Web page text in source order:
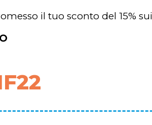
il tuo sconto del 15%